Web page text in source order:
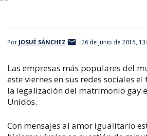
Por JOSUÉ SÁNCHEZ 26 de junio de 2015,
Las empresas más populares del
este viernes en sus redes sociales
la legalización del matrimonio gay
Unidos.
Con mensajes al amor igualitario